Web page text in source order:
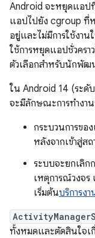
Android จะหยุดแอปที่
แอปไปยัง cgroup ที่ห
อยู่และไม่มีการใช้งา
ใช้การหยุดแอปชั่วครา
ตัวเลือกสำหรับนักพัฒ
ใน Android 14 (ระดั
จะมีลักษณะการทำงา
กระบวนการขอ
หลังจากเข้าสู่ส
ระบบจะยกเลิก
เหตุการณ์วงจร
เริ่มต้นบริการงา
ทั้งหมดและตัดสินใจเ